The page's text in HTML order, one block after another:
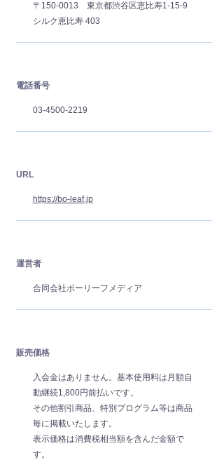
〒150-0013 東京都渋谷区恵比寿1-15-9
シルク恵比寿 403
電話番号
03-4500-2219
URL
https://bo-leaf.jp
運営者
合同会社ボーリーフメディア
販売価格
入会金はありません。基本使用料は月額自
動継続1,800円前払いです。
その他割引商品、特別プログラム等は商品
毎に掲載いたします。
表示価格は消費税相当額を含んだ金額で
す。